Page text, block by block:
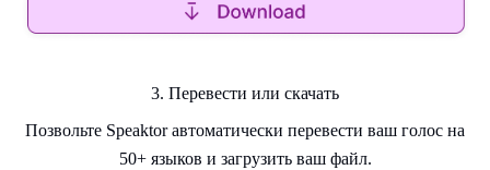
3. Перевести или скачать
Позвольте Speaktor автоматически перевести ваш голос на
50+ языков и загрузить ваш файл.